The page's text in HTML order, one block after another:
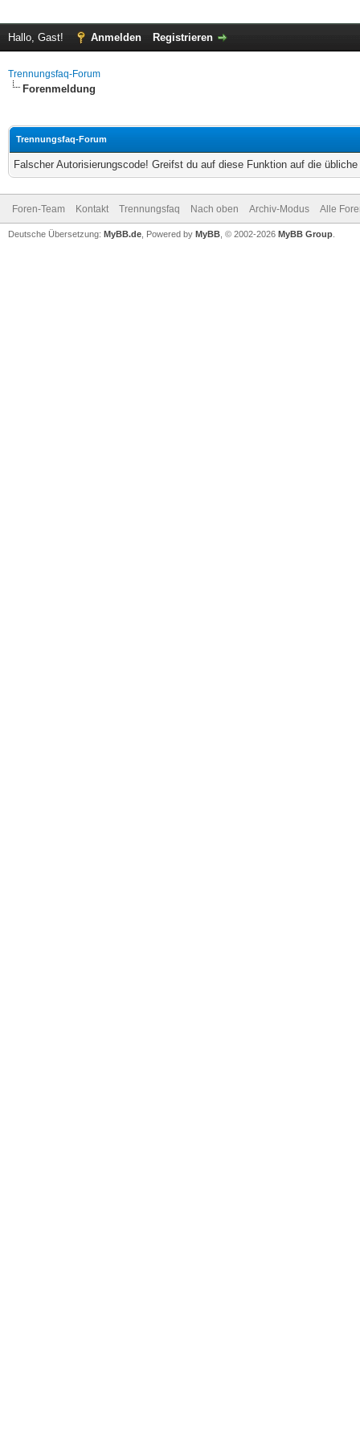
Hallo, Gast! Anmelden Registrieren
Trennungsfaq-Forum
Forenmeldung
Trennungsfaq-Forum
Falscher Autorisierungscode! Greifst du auf diese Funktion auf die
Foren-Team Kontakt Trennungsfaq Nach oben Archiv-Modus Alle
Deutsche Übersetzung: MyBB.de , Powered by MyBB , © 2002-2026 MyBB Group